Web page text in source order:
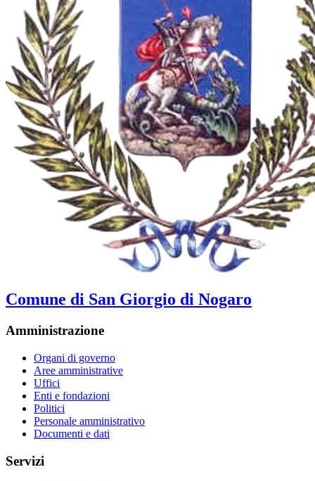
Comune di San Giorgio di Nogaro
Amministrazione
Organi di governo
Aree amministrative
Uffici
Enti e fondazioni
Politici
Personale amministrativo
Documenti e dati
Servizi